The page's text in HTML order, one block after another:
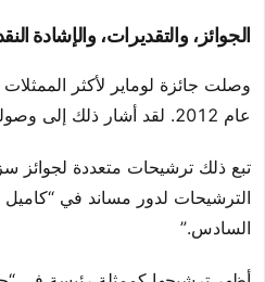
الجوائز، والتقديرات، والإشادة
وصلت جائزة لوماير لأكثر
عام 2012. لقد أشار ذلك إلى وصولها بين المواهب الراسخة.
تبع ذلك ترشيحات متعددة لجوائز
الترشيحات لدور مساند في “كاميل
السادس.”